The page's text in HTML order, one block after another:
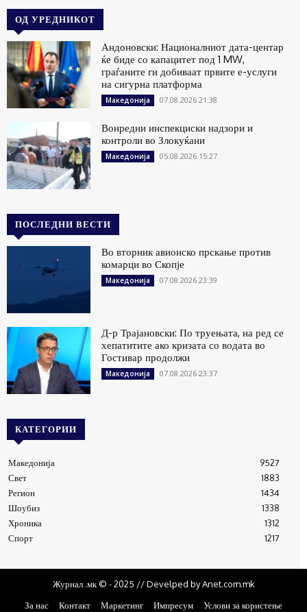
ОД УРЕДНИКОТ
Андоновски: Националниот дата-центар
ќе биде со капацитет под 1 MW,
граѓаните ги добиваат првите е-услуги
на сигурна платформа
Македонија 07.08.2026 21:38
Вонредни инспекциски надзори и
контроли во Злокуќани
Македонија 05.08.2026 15:27
ПОСЛЕДНИ ВЕСТИ
Во вторник авионско прскање против
комарци во Скопје
Македонија 07.08.2026 23:39
Д-р Трајановски: По труењата, на ред се
хепатитите ако кризата со водата во
Гостивар продолжи
Македонија 07.08.2026 23:37
КАТЕГОРИИ
Македонија
9527
Свет
1883
Регион
1434
Шоубиз
1338
Хроника
1312
Спорт
1217
Журнал .мк © - 2025 // Develped by Anet.com.mk
За нас
Контакт Маркетинг Импресум Услови за користење